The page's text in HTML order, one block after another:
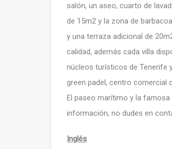
salón, un aseo, cuarto de
de 15m2 y la zona de
y una terraza adicional de
calidad, además cada villa
núcleos turísticos de Tenerife
green padel, centro comercial
El paseo marítimo y la
información, no dudes en
Inglés